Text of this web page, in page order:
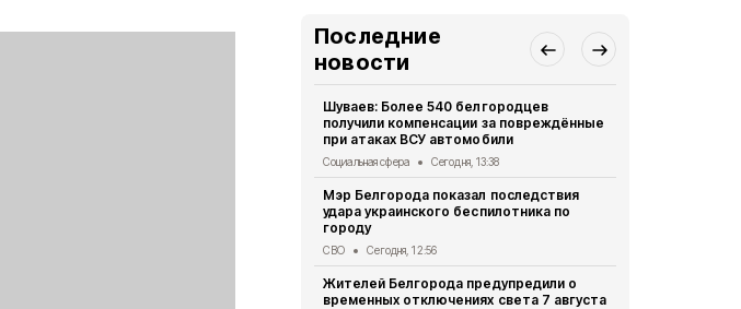
Последние
новости
Шуваев: Более 540 белгородцев
получили компенсации за повреждённые
при атаках ВСУ автомобили
Социальная сфера Сегодня, 13:38
Мэр Белгорода показал последствия
удара украинского беспилотника по
городу
СВО Сегодня, 12:56
Жителей Белгорода предупредили о
временных отключениях света 7 августа